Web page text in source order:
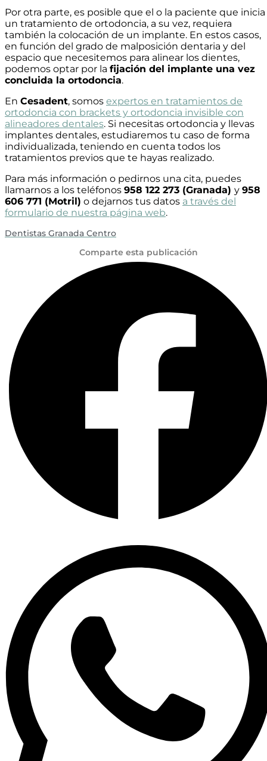
Por otra parte, es posible que el o la paciente que inicia
un tratamiento de ortodoncia, a su vez, requiera
también la colocación de un implante. En estos casos,
en función del grado de malposición dentaria y del
espacio que necesitemos para alinear los dientes,
podemos optar por la fijación del implante una vez
concluida la ortodoncia.
En Cesadent, somos expertos en tratamientos de
ortodoncia con brackets y ortodoncia invisible con
alineadores dentales. Si necesitas ortodoncia y llevas
implantes dentales, estudiaremos tu caso de forma
individualizada, teniendo en cuenta todos los
tratamientos previos que te hayas realizado.
Para más información o pedirnos una cita, puedes
llamarnos a los teléfonos 958 122 273 (Granada) y 958
606 771 (Motril) o dejarnos tus datos a través del
formulario de nuestra página web.
Dentistas Granada Centro
Comparte esta publicación